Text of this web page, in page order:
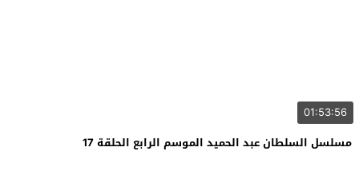
01:53:56
مسلسل السلطان عبد الحميد الموسم الرابع الحلقة 17